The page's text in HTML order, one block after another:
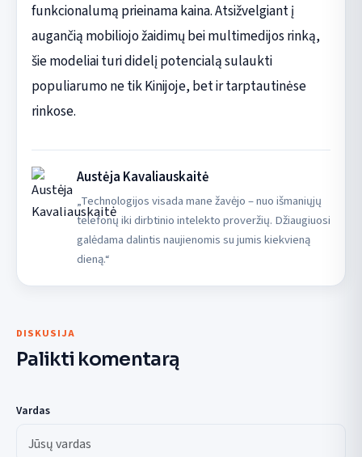
funkcionalumą prieinama kaina. Atsižvelgiant į
augančią mobiliojo žaidimų bei multimedijos rinką,
šie modeliai turi didelį potencialą sulaukti
populiarumo ne tik Kinijoje, bet ir tarptautinėse
rinkose.
Austėja Kavaliauskaitė
„Technologijos visada mane žavėjo – nuo išmaniųjų
telefonų iki dirbtinio intelekto proveržių. Džiaugiuosi
galėdama dalintis naujienomis su jumis kiekvieną
dieną.“
DISKUSIJA
Palikti komentarą
Vardas